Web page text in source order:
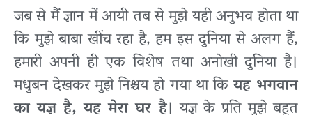
जब से मैं ज्ञान में आयी तब से मुझे यही अनुभव होता था
कि मुझे बाबा खींच रहा है, हम इस दुनिया से अलग हैं,
हमारी अपनी ही एक विशेष तथा अनोखी दुनिया है।
मधुबन देखकर मुझे निश्चय हो गया था कियह भगवान